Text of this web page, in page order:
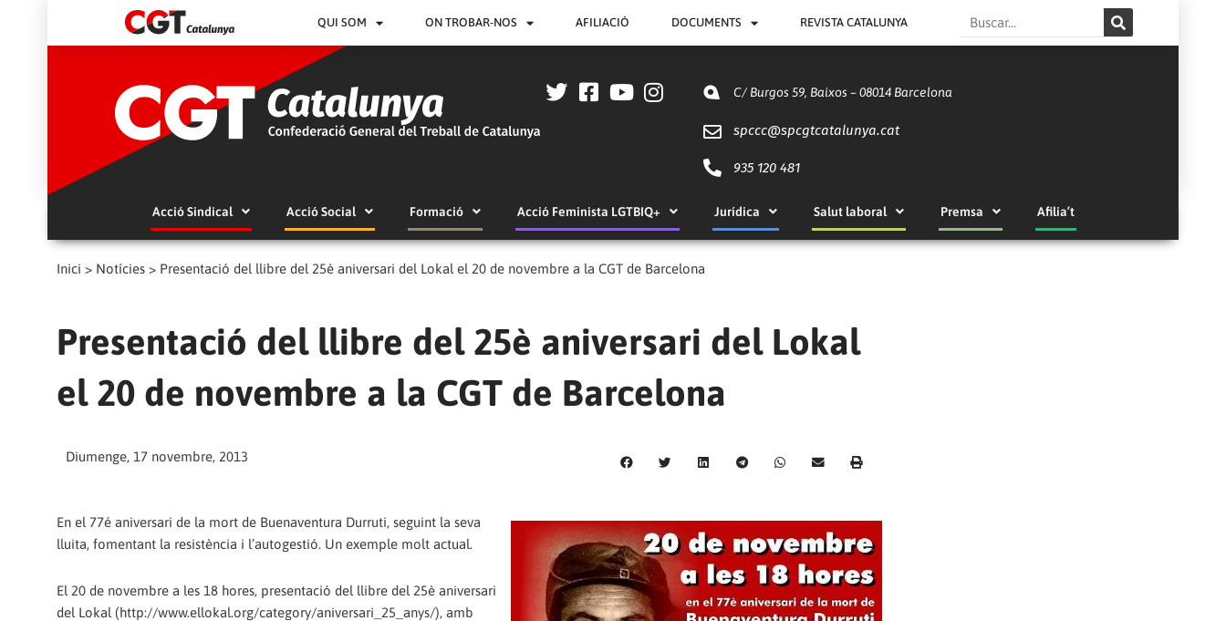
QUI SOM ON TROBAR-NOS AFILIACIÓ DOCUMENTS REVISTA CATALUNYA Search
C/ Burgos 59, Baixos – 08014 Barcelona
spccc@spcgtcatalunya.cat
935 120 481
Acció Sindical Acció Social Formació Acció Feminista LGTBIQ+ Jurídica Salut laboral Premsa Afilia’t
Inici > Notícies > Presentació del llibre del 25è aniversari del Lokal el 20 de novembre a la CGT de Barcelona
Presentació del llibre del 25è aniversari del Lokal
el 20 de novembre a la CGT de Barcelona
Diumenge, 17 novembre, 2013
En el 77é aniversari de la mort de Buenaventura Durruti, seguint la seva
lluita, fomentant la resistència i l’autogestió. Un exemple molt actual.
El 20 de novembre a les 18 hores, presentació del llibre del 25è aniversari
del Lokal (http://www.ellokal.org/category/aniversari_25_anys/), amb